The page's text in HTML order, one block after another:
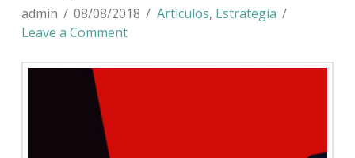
admin 08/08/2018 Artículos, Estrategia
Leave a Comment